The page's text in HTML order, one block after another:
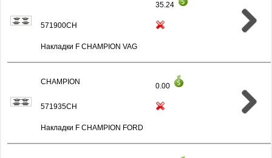
35.24
571900CH
Накладки F CHAMPION VAG
CHAMPION 0.00
571935CH
Накладки F CHAMPION FORD